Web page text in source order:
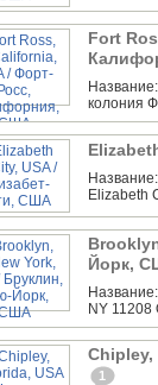
Fort
колония
Elizabeth
Йорк,
NY
1